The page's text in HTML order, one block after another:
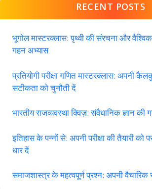
RECENT POSTS
भूगोल मास्टरक्लास: पृथ्वी की संरचना और
गहन अभ्यास
प्रतियोगी परीक्षा गणित मास्टरक्लास: अपनी
सटीकता को चुनौती दें
भारतीय राजव्यवस्था क्विज़: संवैधानिक ज्ञान की
इतिहास के पन्नों से: अपनी परीक्षा की तैयारी को
धार दें
समाजशास्त्र के महत्वपूर्ण प्रश्न: अपनी वैचारिक